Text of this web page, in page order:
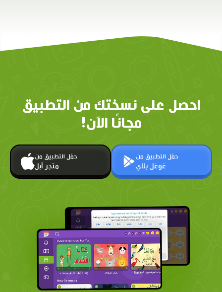
احصل على نسختك من التطبيق
مجانًا الآن!
حمّل التطبيق من
متجر أبل
حمّل التطبيق من
غوغل بلاي